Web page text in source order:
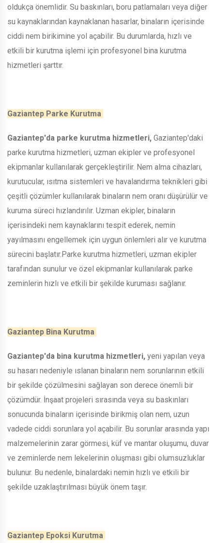
oldukça önemlidir. Su baskınları, boru patlamaları veya diğer
su kaynaklarından kaynaklanan hasarlar, binaların içerisinde
ciddi nem birikimine yol açabilir. Bu durumlarda, hızlı ve
etkili bir kurutma işlemi için profesyonel bina kurutma
hizmetleri şarttır.
Gaziantep Parke Kurutma
Gaziantep'da parke kurutma hizmetleri, Gaziantep'daki
parke kurutma hizmetleri, uzman ekipler ve profesyonel
ekipmanlar kullanılarak gerçekleştirilir. Nem alma cihazları,
kurutucular, ısıtma sistemleri ve havalandırma teknikleri gibi
çeşitli çözümler kullanılarak binaların nem oranı düşürülür ve
kuruma süreci hızlandırılır. Uzman ekipler, binaların
içerisindeki nem kaynaklarını tespit ederek, nemin
yayılmasını engellemek için uygun önlemleri alır ve kurutma
sürecini başlatır.Parke kurutma hizmetleri, uzman ekipler
tarafından sunulur ve özel ekipmanlar kullanılarak parke
zeminlerin hızlı ve etkili bir şekilde kuruması sağlanır.
Gaziantep Bina Kurutma
Gaziantep'da bina kurutma hizmetleri, yeni yapılan veya
su hasarı nedeniyle ıslanan binaların nem sorunlarının etkili
bir şekilde çözülmesini sağlayan son derece önemli bir
çözümdür. İnşaat projeleri sırasında veya su baskınları
sonucunda binaların içerisinde birikmiş olan nem, uzun
vadede ciddi sorunlara yol açabilir. Bu sorunlar arasında yapı
malzemelerinin zarar görmesi, küf ve mantar oluşumu, duvar
ve zeminlerde nem lekelerinin oluşması gibi olumsuzluklar
bulunur. Bu nedenle, binalardaki nemin hızlı ve etkili bir
şekilde uzaklaştırılması büyük önem taşır.
Gaziantep Epoksi Kurutma